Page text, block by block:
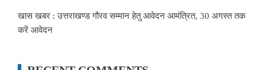
खास खबर : उत्तराखण्ड गौरव सम्मान हेतु आवेदन आमंत्रित, 30 अगस्त तक
करें आवेदन